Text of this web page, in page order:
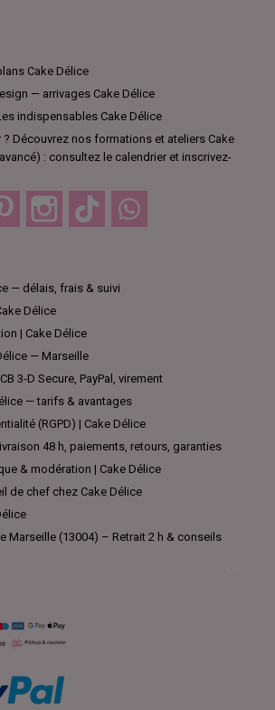
Cake Délice
— arrivages Cake Délice
indispensables Cake Délice
? Découvrez nos formations et ateliers Cake
: consultez le calendrier et inscrivez-
Pinterest Instagram TikTok
— délais, frais & suivi
Délice
| Cake Délice
— Marseille
3-D Secure, PayPal, virement
— tarifs & avantages
(RGPD) | Cake Délice
48 h, paiements, retours, garanties
& modération | Cake Délice
de chef chez Cake Délice
Marseille (13004) – Retrait 2 h & conseils